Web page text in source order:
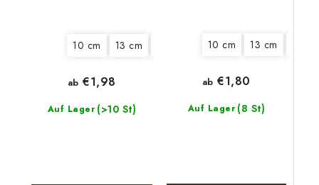
10 cm 13 cm 18 cm 20 cm
Auf Lager (>10 St)
ab €1,98
10 cm 13 cm
Auf Lager (8 St)
ab €1,80